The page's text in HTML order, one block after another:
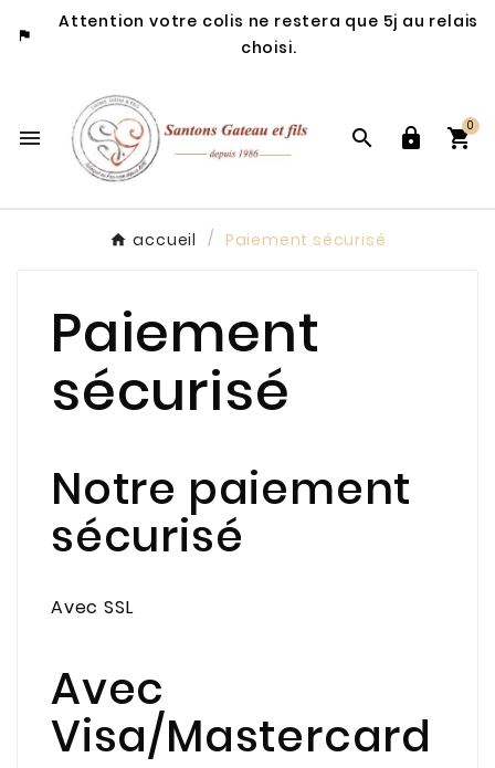

Attention votre colis ne restera que 5j au relais
choisi.
   
0
accueil Paiement sécurisé
Paiement
sécurisé
Notre paiement
sécurisé
Avec SSL
Avec
Visa/Mastercard